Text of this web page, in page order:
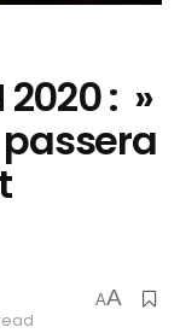
2020 : »
AA